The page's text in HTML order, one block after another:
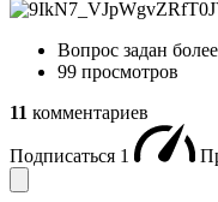
Вопрос задан
99 просмотров
11 комментариев
Подписаться 1